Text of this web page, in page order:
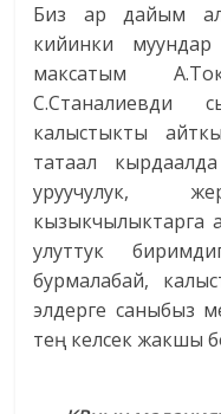
Биз ар дайым
кийинки
максатым
калыстыкты
татаал
уруучулук,
кызыкчылыктарга
улуттук
бурмалабай,
элдерге саныбыз
тең келсек жакшы